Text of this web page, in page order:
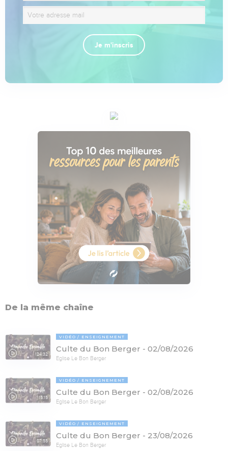
Je m'inscris
De la même chaîne
124:32
VIDÉO ENSEIGNEMENT
Culte du Bon Berger - 02/08/2026
Eglise Le Bon Berger
15:15
VIDÉO ENSEIGNEMENT
Culte du Bon Berger - 02/08/2026
Eglise Le Bon Berger
07:55
VIDÉO ENSEIGNEMENT
Culte du Bon Berger - 23/08/2026
Eglise Le Bon Berger